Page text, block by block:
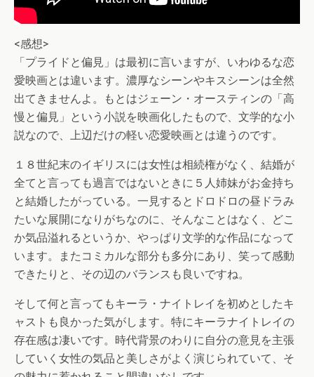
<感想>
「プライドと偏見」は最初に言いますが、いわゆるな恋
愛映画とは違います。濃厚なシーンやキスシーンは全然
出てきませんよ。もとはジェーン・オースティンの「高
慢と偏見」という小説を映画化したもので、文学的な小
説なので、上辺だけの軽い恋愛映画とは違うのです。
１８世紀末のイギリスには女性は相続権がなく、結婚が
全てと言っても過言ではないときに５人姉妹がお金持ち
と結婚したがっている。一見するとドロドロの昼ドラみ
たいな展開になりがちなのに、そんなことはなく、どこ
か気品溢れるというか、やっぱり文学的な作品になって
います。またコミカルな部分も多分にあり、笑って感動
できたりと、その辺のバランスも良いですね。
そして何と言ってもキーラ・ナイトレイを初めとしたキ
ャストも良かった気がします。特にキーラナイトレイの
存在感は凄いです。時代背景のわりに自分の意見を主張
していく女性の気品と美しさがよく演じられていて、そ